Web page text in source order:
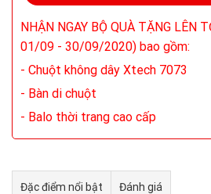
NHẬN NGAY BỘ QUÀ TẶNG LÊN
01/09 - 30/09/2020) bao gồm:
- Chuột không dây Xtech 7073
- Bàn di chuột
- Balo thời trang cao cấp
Đặc điểm nổi bật Đánh giá